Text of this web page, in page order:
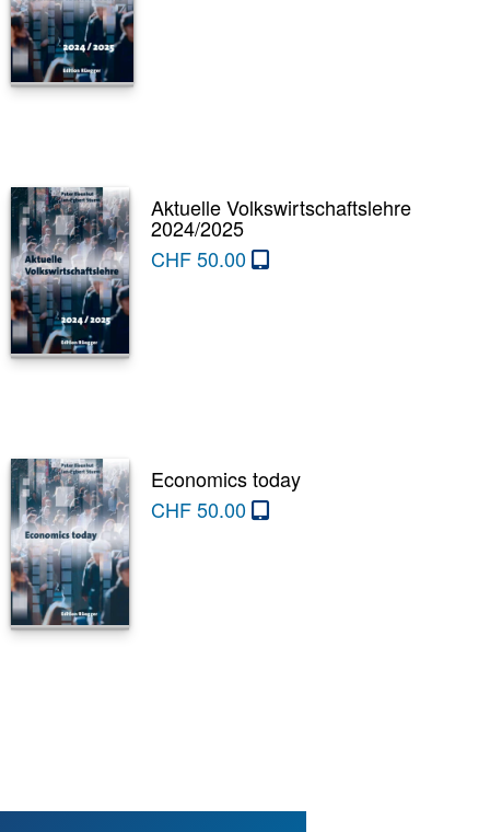
Aktuelle Volkswirtschaftslehre
2024/2025
CHF50.00
Economics today
CHF50.00